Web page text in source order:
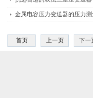
金属电容压力变送器的压力
首页 上一页 下一